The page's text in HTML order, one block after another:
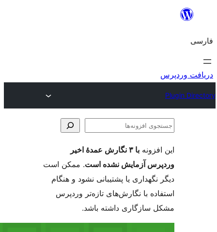
با ۳ نگارش عمدهٔ اخیر
نشده است . ممکن است
یا پشتیبانی نشود و هنگام
تازه‌تر وردپرس
داشته باشد.